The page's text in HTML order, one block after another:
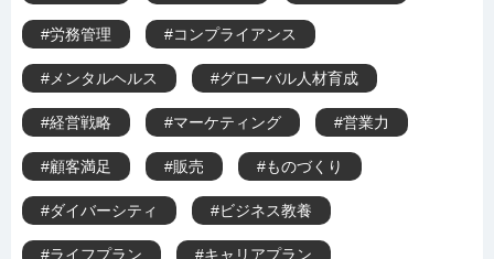
#労務管理 #コンプライアンス
#メンタルヘルス #グローバル人材育成
#経営戦略 #マーケティング #営業力
#顧客満足 #販売 #ものづくり
#ダイバーシティ #ビジネス教養
#ライフプラン #キャリアプラン